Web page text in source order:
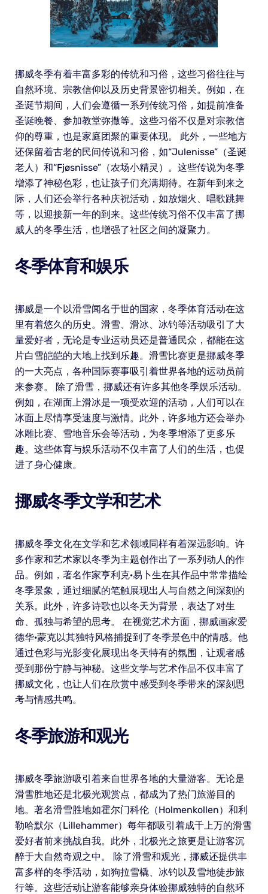
挪威冬季有着丰富多彩的传统和习俗，这些习俗往往与
自然环境、宗教信仰以及历史背景密切相关。例如，在
圣诞节期间，人们会遵循一系列传统习俗，如提前准备
圣诞晚餐、参加教堂弥撒等。这些习俗不仅是对宗教信
仰的尊重，也是家庭团聚的重要体现。 此外，一些地方
还保留着古老的民间传说和习俗，如“Julenisse”（圣诞
老人）和“Fjøsnisse”（农场小精灵）。这些传说为冬季
增添了神秘色彩，也让孩子们充满期待。在新年到来之
际，人们还会举行各种庆祝活动，如放烟火、唱歌跳舞
等，以迎接新一年的到来。这些传统习俗不仅丰富了挪
威人的冬季生活，也增强了社区之间的凝聚力。
冬季体育和娱乐
挪威是一个以滑雪闻名于世的国家，冬季体育活动在这
里有着悠久的历史。滑雪、滑冰、冰钓等活动吸引了大
量爱好者，无论是专业运动员还是普通民众，都能在这
片白雪皑皑的大地上找到乐趣。滑雪比赛更是挪威冬季
的一大亮点，各种国际赛事吸引着世界各地的运动员前
来参赛。 除了滑雪，挪威还有许多其他冬季娱乐活动。
例如，在湖面上滑冰是一项受欢迎的活动，人们可以在
冰面上尽情享受速度与激情。此外，许多地方还会举办
冰雕比赛、雪地音乐会等活动，为冬季增添了更多乐
趣。这些体育与娱乐活动不仅丰富了人们的生活，也促
进了身心健康。
挪威冬季文学和艺术
挪威冬季文化在文学和艺术领域同样有着深远影响。许
多作家和艺术家以冬季为主题创作出了一系列动人的作
品。例如，著名作家亨利克·易卜生在其作品中常常描绘
冬季景象，通过细腻的笔触展现出人与自然之间深刻的
关系。此外，许多诗歌也以冬天为背景，表达了对生
命、孤独与希望的思考。 在视觉艺术方面，挪威画家爱
德华·蒙克以其独特风格捕捉到了冬季景色中的情感。他
通过色彩与光影变化展现出冬天特有的氛围，让观者感
受到那份宁静与神秘。这些文学与艺术作品不仅丰富了
挪威文化，也让人们在欣赏中感受到冬季带来的深刻思
考与情感共鸣。
冬季旅游和观光
挪威冬季旅游吸引着来自世界各地的大量游客。无论是
滑雪胜地还是北极光观赏点，都成为了热门旅游目的
地。著名滑雪胜地如霍尔门科伦（Holmenkollen）和利
勒哈默尔（Lillehammer）每年都吸引着成千上万的滑雪
爱好者前来挑战自我。此外，北极光之旅更是让游客沉
醉于大自然奇观之中。 除了滑雪和观光，挪威还提供丰
富多样的冬季活动，如狗拉雪橇、冰钓以及雪地徒步旅
行等。这些活动让游客能够亲身体验挪威独特的自然环